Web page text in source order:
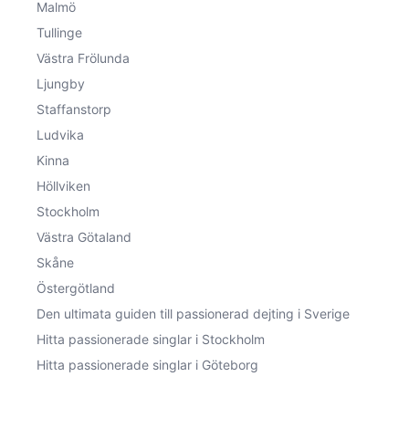
Malmö
Tullinge
Västra Frölunda
Ljungby
Staffanstorp
Ludvika
Kinna
Höllviken
Stockholm
Västra Götaland
Skåne
Östergötland
Den ultimata guiden till passionerad dejting i Sverige
Hitta passionerade singlar i Stockholm
Hitta passionerade singlar i Göteborg